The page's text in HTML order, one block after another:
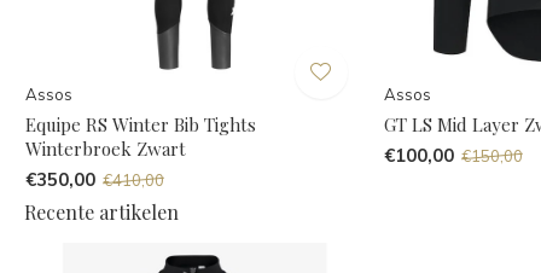
Assos
Equipe RS Winter Bib Tights
Winterbroek Zwart
€350,00 €410,00
Assos
GT LS Mid Layer
€100,00 €150,00
Recente artikelen